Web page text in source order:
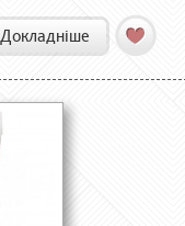
Докладніше